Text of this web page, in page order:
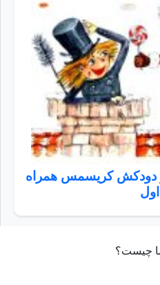
دودکش کریسمس همراه
چیست؟